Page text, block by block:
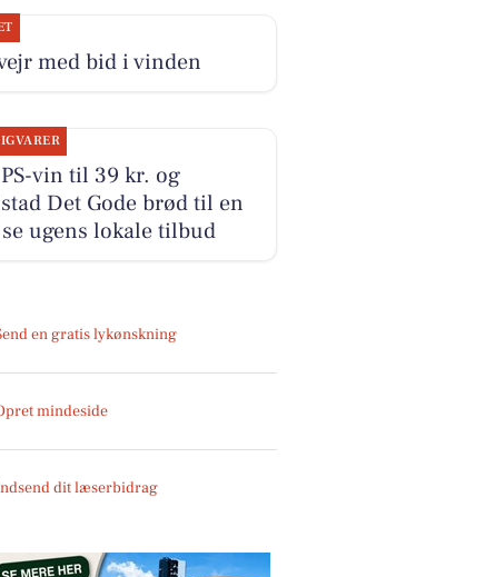
med bid i vinden
vin til 39 kr. og
Det Gode brød til en
ugens lokale tilbud
en gratis lykønskning
mindeside
dit læserbidrag